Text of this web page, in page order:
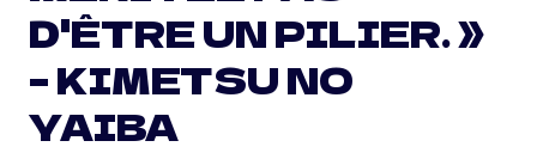
D'ÊTRE UN PILIER. »
– KIMETSU NO
YAIBA